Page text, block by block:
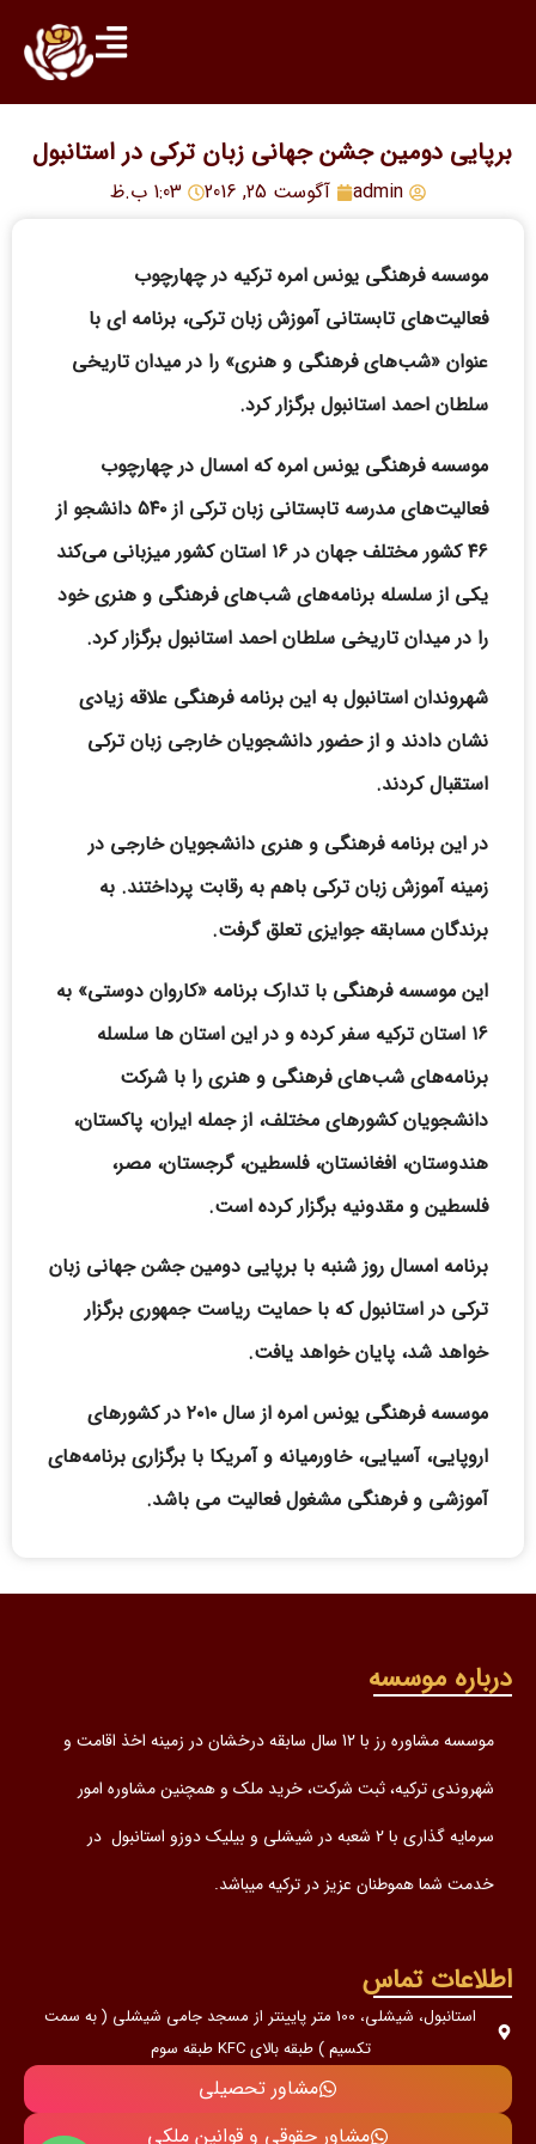
برپایی دومین جشن جهانی زبان ترکی در استانبول
admin آگوست 25, 2016 1:03 ب.ظ
موسسه فرهنگی یونس امره ترکیه در چهارچوب
فعالیت‌های تابستانی آموزش زبان ترکی، برنامه‌ ای با
عنوان «شب‌های فرهنگی و هنری» را در میدان تاریخی
سلطان احمد استانبول برگزار کرد.
موسسه فرهنگی یونس امره که امسال در چهارچوب
فعالیت‌های مدرسه تابستانی زبان ترکی از ۵۴۰ دانشجو از
۴۶ کشور مختلف جهان در ۱۶ استان کشور میزبانی می‌کند
یکی از سلسله برنامه‌های شب‌های فرهنگی و هنری خود
را در میدان تاریخی سلطان احمد استانبول برگزار کرد.
شهروندان استانبول به این برنامه فرهنگی علاقه زیادی
نشان دادند و از حضور دانشجویان خارجی زبان ترکی
استقبال کردند.
در این برنامه فرهنگی و هنری دانشجویان خارجی در
زمینه آموزش زبان ترکی باهم به رقابت پرداختند. به
برندگان مسابقه جوایزی تعلق گرفت.
این موسسه فرهنگی با تدارک برنامه «کاروان دوستی» به
۱۶ استان ترکیه سفر کرده و در این استان ها سلسله
برنامه‌های شب‌های فرهنگی و هنری را با شرکت
دانشجویان کشورهای مختلف، از جمله ایران، پاکستان،
هندوستان، افغانستان، فلسطین، گرجستان، مصر،
فلسطین و مقدونیه برگزار کرده است.
برنامه امسال روز شنبه با برپایی دومین جشن جهانی زبان
ترکی در استانبول که با حمایت ریاست جمهوری برگزار
خواهد شد، پایان خواهد یافت.
موسسه فرهنگی یونس امره از سال ۲۰۱۰ در کشورهای
اروپایی،‌ آسیایی، خاورمیانه و آمریکا با برگزاری برنامه‌های
آموزشی و فرهنگی مشغول فعالیت‌ می باشد.
درباره موسسه
موسسه مشاوره رز با 12 سال سابقه درخشان در زمینه اخذ اقامت و
شهروندی ترکیه، ثبت شرکت، خرید ملک و همچنین مشاوره امور
سرمایه گذاری با 2 شعبه در شیشلی و بیلیک دوزو استانبول در
خدمت شما هموطنان عزیز در ترکیه میباشد.
اطلاعات تماس
استانبول، شیشلی، 100 متر پایینتر از مسجد جامی شیشلی ( به سمت
تکسیم ) طبقه بالای KFC طبقه سوم
مشاور تحصیلی
مشاور حقوقی و قوانین ملکی